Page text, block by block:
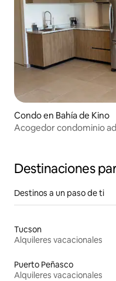
Condo en Bahía de Kino
Acogedor condominio
Destinaciones
Destinos a un paso de ti
Tucson
Alquileres vacacionales
Puerto Peñasco
Alquileres vacacionales